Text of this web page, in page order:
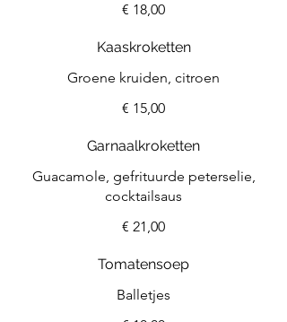
€ 18,00
Kaaskroketten
Groene kruiden, citroen
€ 15,00
Garnaalkroketten
Guacamole, gefrituurde peterselie,
cocktailsaus
€ 21,00
Tomatensoep
Balletjes